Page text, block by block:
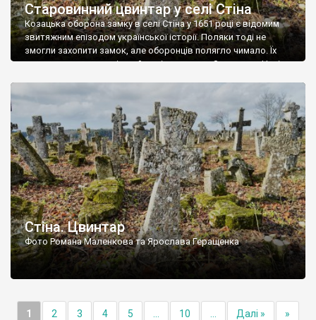
Старовинний цвинтар у селі Стіна
Козацька оборона замку в селі Стіна у 1651 році є відомим
звитяжним епізодом української історії. Поляки тоді не
змогли захопити замок, але оборонців полягло чимало. Їх
поховали на цвинтарі, який тоді називався Замковим. Нині на
ньому чимало хрестів 19 століття, є такі, де епітафії стер […]
Стіна. Цвинтар
Фото Романа Маленкова та Ярослава Геращенка
1 2 3 4 5 10 Далі » »